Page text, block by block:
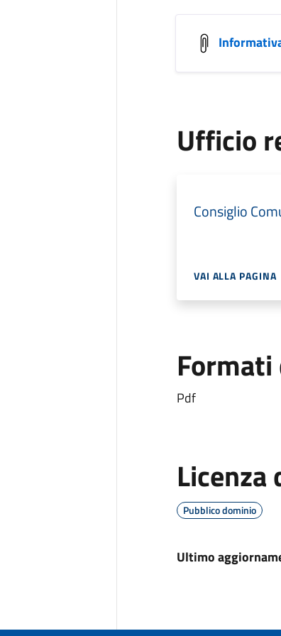
Ufficio
Consiglio
VAI ALLA PAGINA
Pdf
Pubblico dominio
Ultimo